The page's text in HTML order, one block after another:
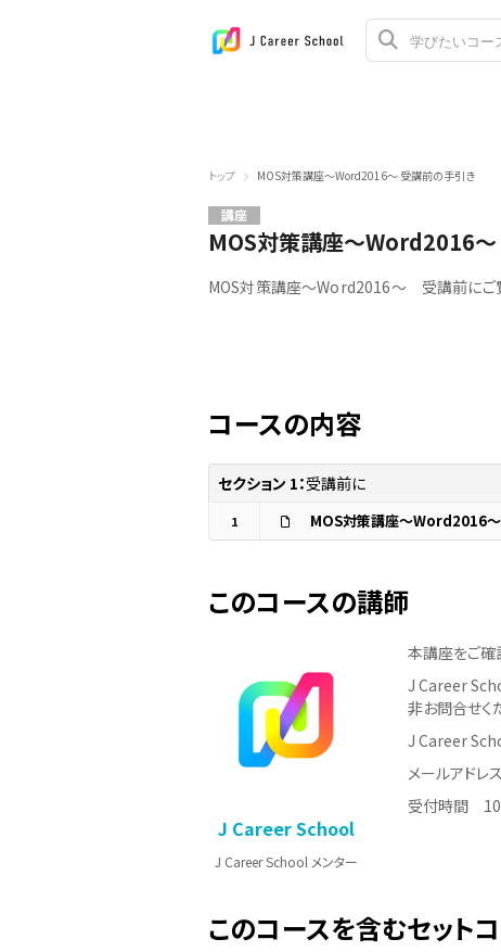
トップ MOS対策講座～Word2016～ 受講前の手引き
講座
MOS対策講座～Word2016～
MOS対策講座～Word2016～ 受講前にご覧
コースの内容
セクション 1：受講前に
1 MOS対策講座～Word2016
このコースの講師
J Career School
J Career School メンター
本講座をご確
J Career
非お問合せく
J Career
メールアド
受付時間 10
このコースを含むセット